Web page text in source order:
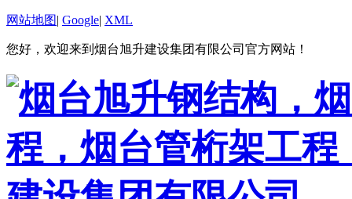
网站地图| Google| XML
您好，欢迎来到烟台旭升建设集团有限公司官方网站！